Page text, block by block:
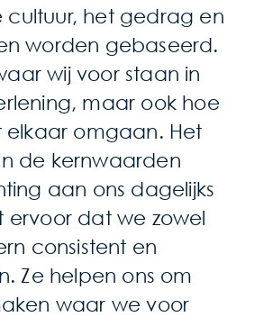
cultuur, het gedrag en
worden gebaseerd.
wij voor staan in
maar ook hoe
elkaar omgaan. Het
de kernwaarden
aan ons dagelijks
ervoor dat we zowel
consistent en
Ze helpen ons om
waar we voor